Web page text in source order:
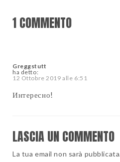
1 COMMENTO
Greggstutt
ha detto:
12 Ottobre 2019 alle 6:51
Интересно!
LASCIA UN COMMENTO
La tua email non sarà